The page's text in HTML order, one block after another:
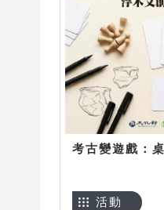
考古變遊戲：
活動